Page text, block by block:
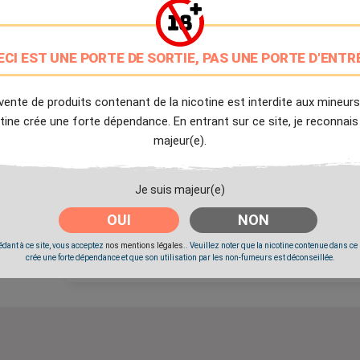
EST UNE PORTE DE SORTIE, PAS UNE PORTE
de produits contenant de la nicotine est interdite aux
crée une forte dépendance. En entrant sur ce site, je
majeur(e).
Je suis majeur(e)
OUI NON
à ce site, vous acceptez nos mentions légales.. Veuillez noter que la nicotine contenue dans
crée une forte dépendance et que son utilisation par les non-fumeurs est déconseillée.
Avis client de Ciga.fr
à partir de 20€
Commande passée avant 14h